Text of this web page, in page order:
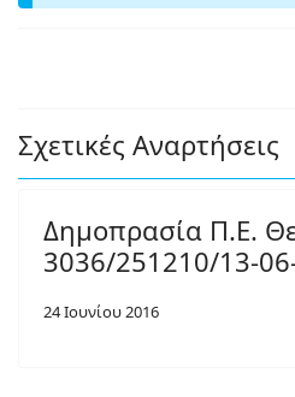
Σχετικές Αναρτήσεις
Δημοπρασία Π.Ε.
3036/251210/13-
24 Ιουνίου 2016